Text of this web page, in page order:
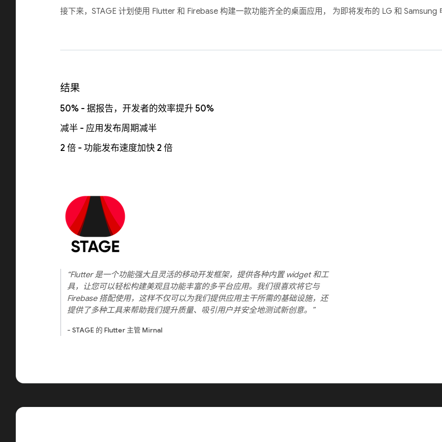
接下来，STAGE 计划使用 Flutter 和 Firebase 构建一款功能齐全的桌面应用， 为即将发布的 LG 和 Samsung
结果
50% - 据报告，开发者的效率提升 50%
减半 - 应用发布周期减半
2 倍 - 功能发布速度加快 2 倍
“Flutter 是一个功能强大且灵活的移动开发框架，提供各种内置 widget 和工
具，让您可以轻松构建美观且功能丰富的多平台应用。我们很喜欢将它与
Firebase 搭配使用，这样不仅可以为我们提供应用主干所需的基础设施，还
提供了多种工具来帮助我们提升质量、吸引用户并安全地测试新创意。”
- STAGE 的 Flutter 主管 Mirnal